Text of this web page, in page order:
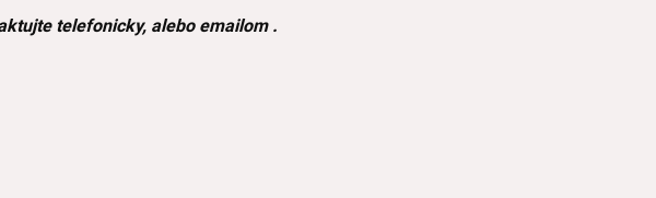
telefonicky, alebo emailom .